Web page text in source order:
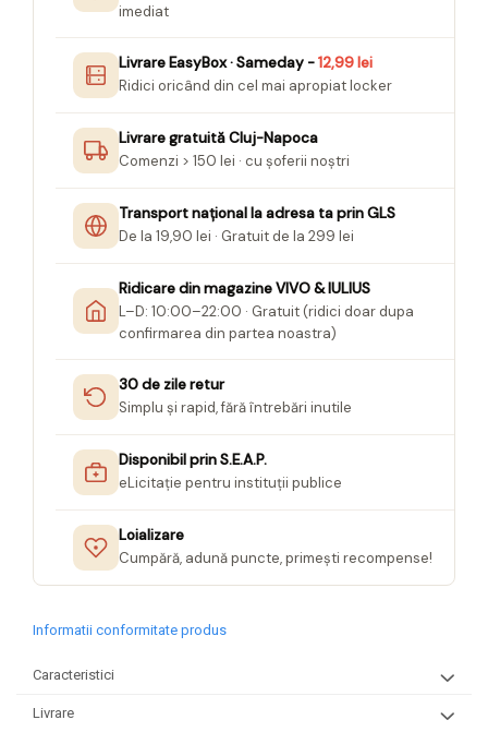
imediat
Livrare EasyBox · Sameday -12,99 lei
Ridici oricând din cel mai apropiat locker
Livrare gratuită Cluj-Napoca
Comenzi > 150 lei · cu șoferii noștri
Transport național la adresa ta prin GLS
De la 19,90 lei · Gratuit de la 299 lei
Ridicare din magazine VIVO & IULIUS
L–D: 10:00–22:00 · Gratuit (ridici doar dupa
confirmarea din partea noastra)
30 de zile retur
Simplu și rapid, fără întrebări inutile
Disponibil prin S.E.A.P.
eLicitație pentru instituții publice
Loializare
Cumpără, adună puncte, primești recompense!
Informatii conformitate produs
Caracteristici
Livrare